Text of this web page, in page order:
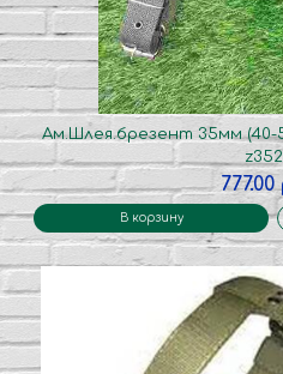
Ам.Шлея.брезент 35мм (40-
В корзину